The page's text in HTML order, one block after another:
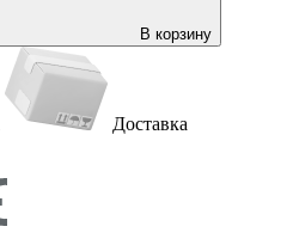
В корзину
Доставка